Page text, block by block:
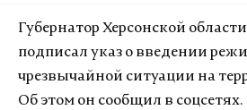
Губернатор Херсонской
подписал указ о введении
чрезвычайной ситуации на
Об этом он сообщил в соцсетях.